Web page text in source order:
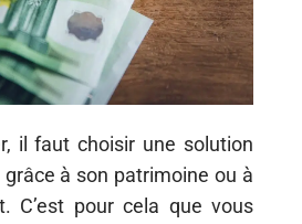
il faut choisir une solution
à son patrimoine ou à
C’est pour cela que vous